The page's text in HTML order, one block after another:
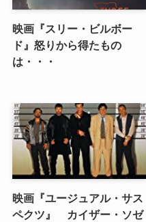
映画『スリー・ビルボー
ド』怒りから得たもの
は・・・
映画『ユージュアル・サス
ペクツ』 カイザー・ソゼ